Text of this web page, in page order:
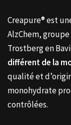
Creapure® est
AlzChem,
Trostberg en
différent de la
qualité et
monohydrate
contrôlées.